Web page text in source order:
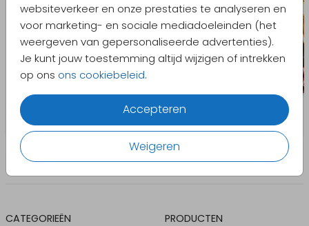
websiteverkeer en onze prestaties te analyseren en
voor marketing- en sociale mediadoeleinden (het
weergeven van gepersonaliseerde advertenties).
Je kunt jouw toestemming altijd wijzigen of intrekken
op ons ons cookiebeleid.
Accepteren
Weigeren
CATEGORIEËN
PRODUCTEN